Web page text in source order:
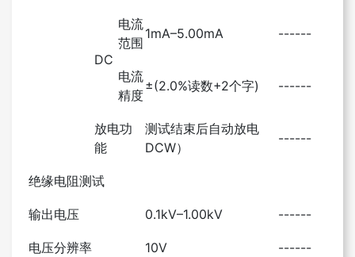
DC
电流
范围
1mA–5.00mA ------
电流
精度
±(2.0%读数+2个字) ------
放电功
能
测试结束后自动放电
DCW）
------
绝缘电阻测试
输出电压 0.1kV–1.00kV ------
电压分辨率 10V ------